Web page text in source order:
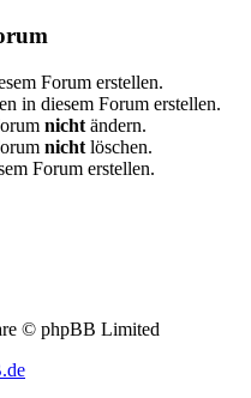
Forum erstellen.
in diesem Forum erstellen.
nicht ändern.
nicht löschen.
Forum erstellen.
© phpBB Limited